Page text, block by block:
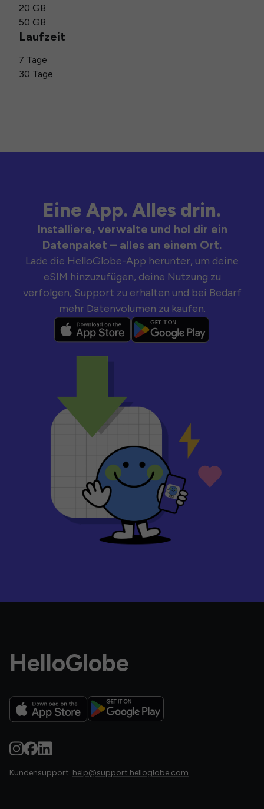
20 GB
50 GB
Laufzeit
7 Tage
30 Tage
Eine App. Alles drin.
Installiere, verwalte und hol dir ein
Datenpaket – alles an einem Ort.
Lade die HelloGlobe-App herunter, um deine
eSIM hinzuzufügen, deine Nutzung zu
verfolgen, Support zu erhalten und bei Bedarf
mehr Datenvolumen zu kaufen.
HelloGlobe
Kundensupport: help@support.helloglobe.com